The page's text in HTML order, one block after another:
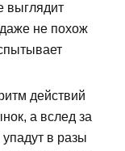
выглядит
не похож
действий
а вслед за
в разы